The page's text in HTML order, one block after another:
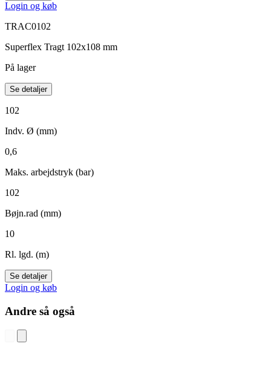
Login og køb
TRAC0102
Superflex Tragt 102x108 mm
På lager
Se detaljer
102
Indv. Ø (mm)
0,6
Maks. arbejdstryk (bar)
102
Bøjn.rad (mm)
10
Rl. lgd. (m)
Se detaljer
Login og køb
Andre så også